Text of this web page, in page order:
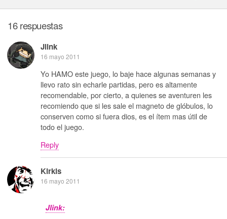
16 respuestas
Jlink
16 mayo 2011
Yo HAMO este juego, lo baje hace algunas semanas y
llevo rato sin echarle partidas, pero es altamente
recomendable, por cierto, a quienes se aventuren les
recomiendo que si les sale el magneto de glóbulos, lo
conserven como si fuera dios, es el ítem mas útil de
todo el juego.
Reply
Kirkis
16 mayo 2011
Jlink: